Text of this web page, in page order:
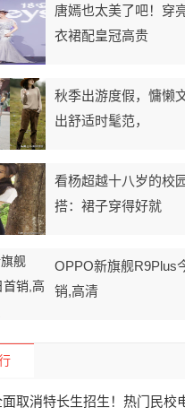
唐嫣也太美了吧！穿
衣裙配皇冠高贵
秋季出游度假，慵懒
出舒适时髦范，
看杨超越十八岁的校
搭：裙子穿得好就
OPPO新旗舰R9Plus
销,高清
取消特长生招生！热门民校